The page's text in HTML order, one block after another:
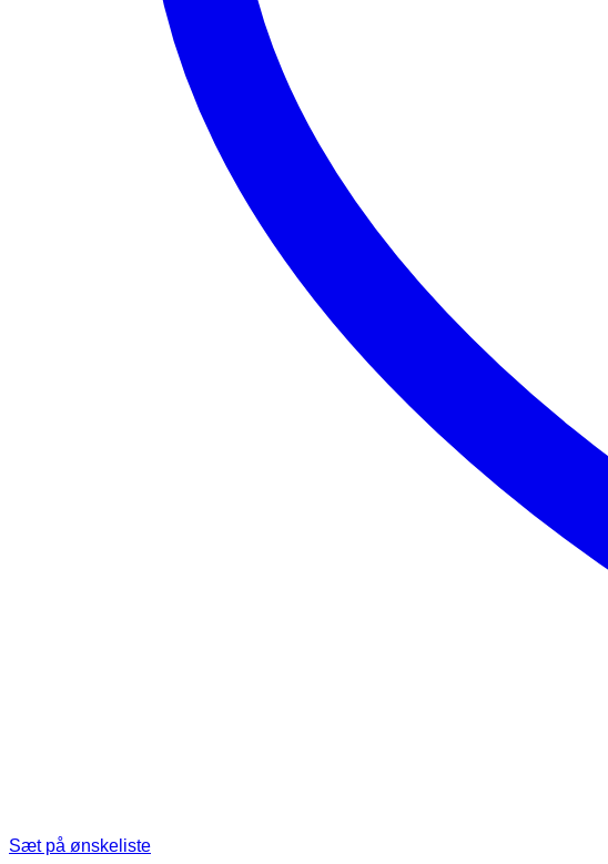
Sæt på ønskeliste